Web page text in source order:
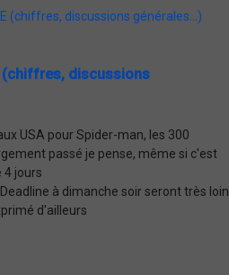
(chiffres, discussions générales...)
(chiffres, discussions
USA pour Spider-man, les 300
passé je pense, même si c'est
4 jours
Deadline à dimanche soir seront très loin
d'ailleurs